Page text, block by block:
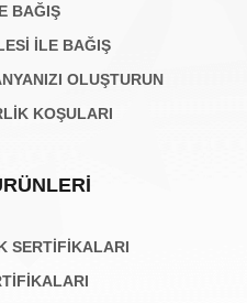
BAĞIŞ
İLE BAĞIŞ
OLUŞTURUN
KOŞULARI
SERTİFİKALARI